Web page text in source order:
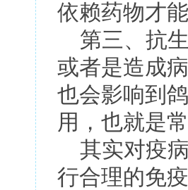
依赖药物才
第三、抗生
或者是造成
也会影响到
用，也就是
其实对疫病
行合理的免